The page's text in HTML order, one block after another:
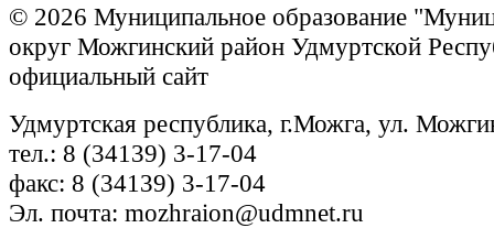
© 2026 Муниципальное образование
округ Можгинский район Удмуртской
официальный сайт
Удмуртская республика, г.Можга, ул.
тел.: 8 (34139) 3-17-04
факс: 8 (34139) 3-17-04
Эл. почта: mozhraion@udmnet.ru